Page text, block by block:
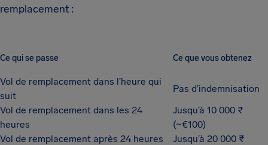
remplacement :
Ce qui se passe Ce que vous obtenez
Vol de remplacement dans l’heure qui
suit
Pas d’indemnisation
Vol de remplacement dans les 24
heures
Jusqu’à 10 000 ₹
(~€100)
Vol de remplacement après 24 heures
Jusqu’à 20 000 ₹